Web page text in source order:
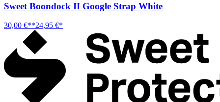
Sweet Boondock II Google Strap White
30,00 €**24,95 €*